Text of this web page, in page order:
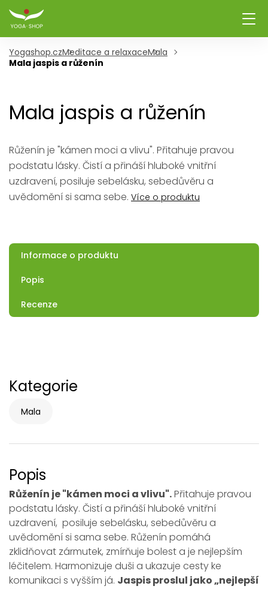
Yogashop.czMeditace a relaxaceMala
Mala jaspis a růženín
Mala jaspis a růženín
Růženín je "kámen moci a vlivu". Přitahuje pravou
podstatu lásky. Čistí a přináší hluboké vnitřní
uzdravení, posiluje sebelásku, sebedůvěru a
uvědomění si sama sebe. Více o produktu
Informace o produktu
Popis
Recenze
Kategorie
Mala
Popis
Růženín je "kámen moci a vlivu".Přitahuje pravou
podstatu lásky. Čistí a přináší hluboké vnitřní
uzdravení, posiluje sebelásku, sebedůvěru a
uvědomění si sama sebe. Růženín pomáhá
zklidňovat zármutek, zmírňuje bolest a je nejlepším
léčitelem. Harmonizuje duši a ukazuje cesty ke
komunikaci s vyšším já. Jaspis proslul jako „nejlepší